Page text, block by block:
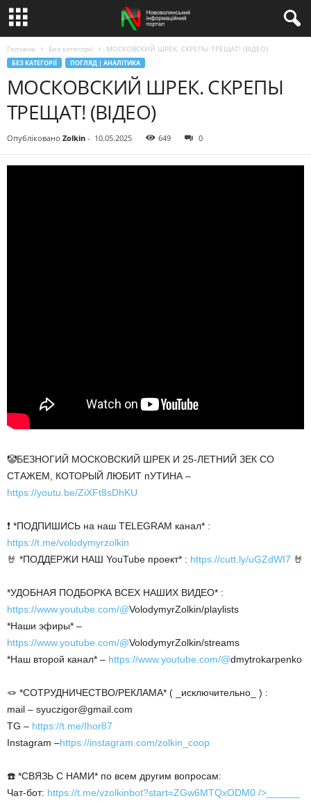
Головна Без категорії МОСКОВСКИЙ ШРЕК. СКРЕПЫ ТРЕЩАТ! (ВІДЕО)
БЕЗ КАТЕГОРІЇ ПОГЛЯД | АНАЛІТИКА
МОСКОВСКИЙ ШРЕК. СКРЕПЫ
ТРЕЩАТ! (ВІДЕО)
Опубліковано Zolkin - 10.05.2025 649 0
🤡БЕЗНОГИЙ МОСКОВСКИЙ ШРЕК И 25-ЛЕТНИЙ ЗЕК СО
СТАЖЕМ, КОТОРЫЙ ЛЮБИТ пУТИНА –
https://youtu.be/ZiXFt8sDhKU
❗️ *ПОДПИШИСЬ на наш TELEGRAM канал* :
https://t.me/volodymyrzolkin
🤘 *ПОДДЕРЖИ НАШ YouTube проект* : https://cutt.ly/uGZdWI7 🤘
*УДОБНАЯ ПОДБОРКА ВСЕХ НАШИХ ВИДЕО* :
https://www.youtube.com/@VolodymyrZolkin/playlists
*Наши эфиры* –
https://www.youtube.com/@VolodymyrZolkin/streams
*Наш второй канал* – https://www.youtube.com/@dmytrokarpenko
🪢 *СОТРУДНИЧЕСТВО/РЕКЛАМА* ( _исключительно_ ) :
mail – syuczigor@gmail.com
TG – https://t.me/Ihor87
Instagram –https://instagram.com/zolkin_coop
☎️ *СВЯЗЬ С НАМИ* по всем другим вопросам:
Чат-бот: https://t.me/vzolkinbot?start=ZGw6MTQxODM0 />______